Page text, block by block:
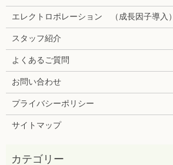
エレクトロポレーション （成長因子導入）
スタッフ紹介
よくあるご質問
お問い合わせ
プライバシーポリシー
サイトマップ